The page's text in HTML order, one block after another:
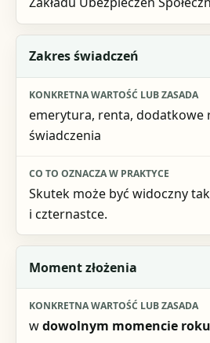
Zakres świadczeń
emerytura, renta, dodatkowe
świadczenia
Skutek może być widoczny
i czternastce.
Moment złożenia
wdowolnym momencie roku